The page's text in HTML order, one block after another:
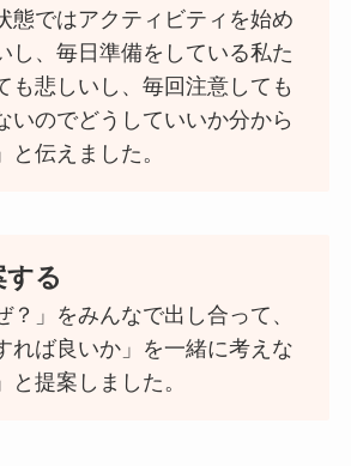
態ではアクティビティを始め
し、毎日準備をしている私た
も悲しいし、毎回注意しても
いのでどうしていいか分から
と伝えました。
する
？」をみんなで出し合って、
れば良いか」を一緒に考えな
と提案しました。